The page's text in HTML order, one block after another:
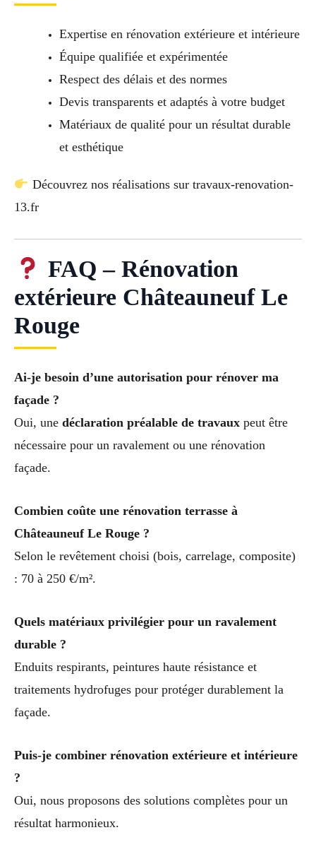
Expertise en rénovation extérieure et intérieure
Équipe qualifiée et expérimentée
Respect des délais et des normes
Devis transparents et adaptés à votre budget
Matériaux de qualité pour un résultat durable
et esthétique
Découvrez nos réalisations sur travaux-renovation-
13.fr
FAQ – Rénovation
extérieure Châteauneuf Le
Rouge
Ai-je besoin d’une autorisation pour rénover ma
façade ?
Oui, une déclaration préalable de travaux peut être
nécessaire pour un ravalement ou une rénovation
façade.
Combien coûte une rénovation terrasse à
Châteauneuf Le Rouge ?
Selon le revêtement choisi (bois, carrelage, composite)
: 70 à 250 €/m².
Quels matériaux privilégier pour un ravalement
durable ?
Enduits respirants, peintures haute résistance et
traitements hydrofuges pour protéger durablement la
façade.
Puis-je combiner rénovation extérieure et intérieure
?
Oui, nous proposons des solutions complètes pour un
résultat harmonieux.